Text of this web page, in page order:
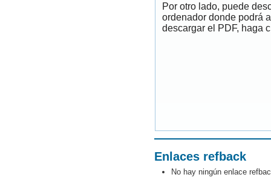
Por otro lado, puede
ordenador donde podrá
descargar el PDF, haga
Enlaces refback
No hay ningún enlace